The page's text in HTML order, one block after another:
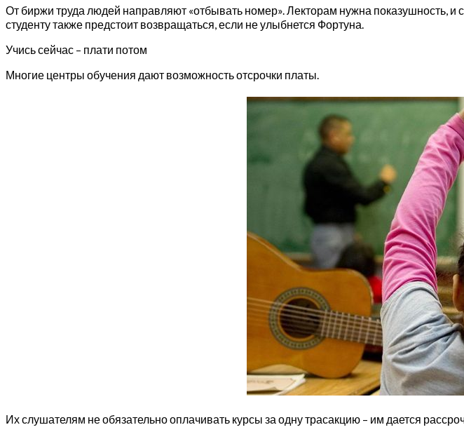
От биржи труда людей направляют «отбывать номер». Лекторам нужна показушность,
студенту также предстоит возвращаться, если не улыбнется Фортуна.
Учись сейчас – плати потом
Многие центры обучения дают возможность отсрочки платы.
Их слушателям не обязательно оплачивать курсы за одну трасакцию – им дается